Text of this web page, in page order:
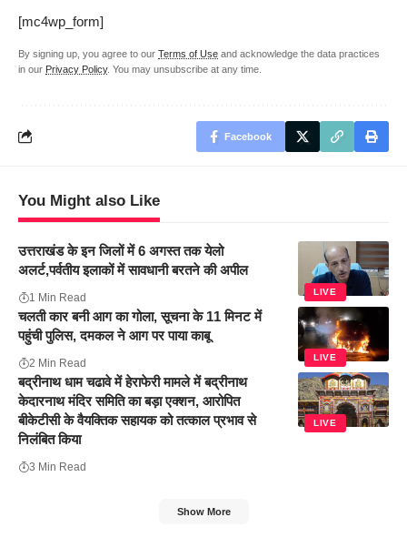
[mc4wp_form]
By signing up, you agree to our Terms of Use and acknowledge the data practices
in our Privacy Policy. You may unsubscribe at any time.
Facebook
You Might also Like
LIVE
उत्तराखंड के इन जिलों में 6 अगस्त तक येलो
अलर्ट,पर्वतीय इलाकों में सावधानी बरतने की अपील
1 Min Read
LIVE
चलती कार बनी आग का गोला, सूचना के 11 मिनट में
पहुंची पुलिस, दमकल ने आग पर पाया काबू
2 Min Read
LIVE
बद्रीनाथ धाम चढावे में हेराफेरी मामले में बद्रीनाथ
केदारनाथ मंदिर समिति का बड़ा एक्शन, आरोपित
बीकेटीसी के वैयक्तिक सहायक को तत्काल प्रभाव से
निलंबित किया
3 Min Read
Show More